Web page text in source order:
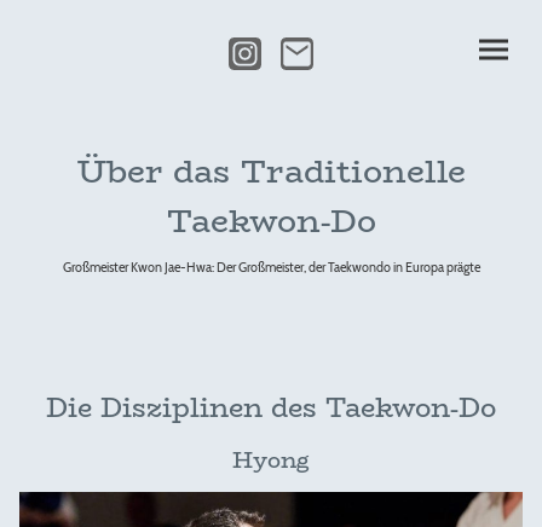
Über das Traditionelle
Taekwon-Do
Großmeister Kwon Jae-Hwa: Der Großmeister, der Taekwondo in Europa prägte
Hyong
Die Disziplinen des Taekwon-Do